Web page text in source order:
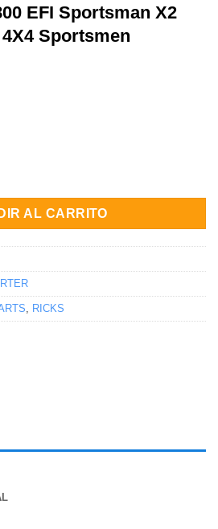
EFI Sportsman X2
Sportsmen
'02-04 ARIS 700 Polaris RZR 4 800
AL CARRITO
, RICKS